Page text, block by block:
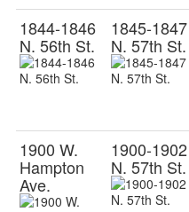
1844-1846
N. 56th St.
1845-1847
N. 57th St.
1900 W.
Hampton
Ave.
1900-1902
N. 57th St.